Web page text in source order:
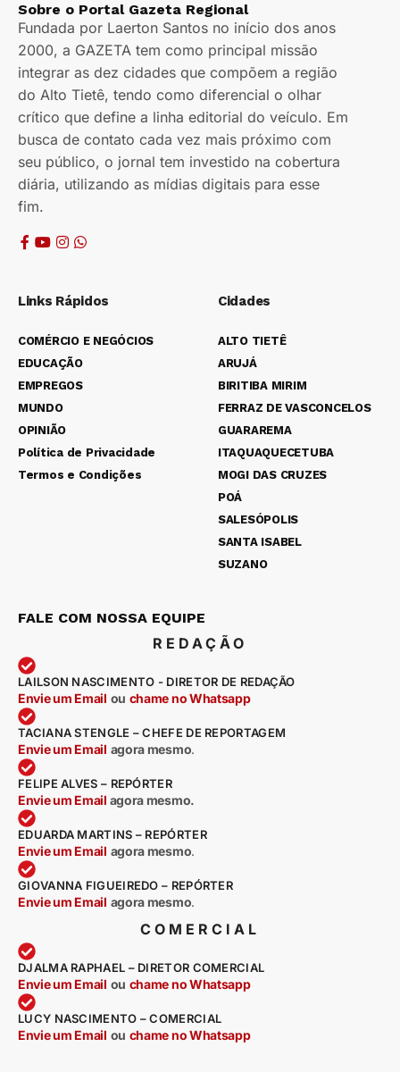
Sobre o Portal Gazeta Regional
Fundada por Laerton Santos no início dos anos
2000, a GAZETA tem como principal missão
integrar as dez cidades que compõem a região
do Alto Tietê, tendo como diferencial o olhar
crítico que define a linha editorial do veículo. Em
busca de contato cada vez mais próximo com
seu público, o jornal tem investido na cobertura
diária, utilizando as mídias digitais para esse
fim.
Links Rápidos
COMÉRCIO E NEGÓCIOS
EDUCAÇÃO
EMPREGOS
MUNDO
OPINIÃO
Política de Privacidade
Termos e Condições
Cidades
ALTO TIETÊ
ARUJÁ
BIRITIBA MIRIM
FERRAZ DE VASCONCELOS
GUARAREMA
ITAQUAQUECETUBA
MOGI DAS CRUZES
POÁ
SALESÓPOLIS
SANTA ISABEL
SUZANO
FALE COM NOSSA EQUIPE
REDAÇÃO
LAILSON NASCIMENTO - DIRETOR DE REDAÇÃO
Envie um Email ou chame no Whatsapp
TACIANA STENGLE – CHEFE DE REPORTAGEM
Envie um Email agora mesmo.
FELIPE ALVES – REPÓRTER
Envie um Email agora mesmo.
EDUARDA MARTINS – REPÓRTER
Envie um Email agora mesmo.
GIOVANNA FIGUEIREDO – REPÓRTER
Envie um Email agora mesmo.
COMERCIAL
DJALMA RAPHAEL – DIRETOR COMERCIAL
Envie um Email ou chame no Whatsapp
LUCY NASCIMENTO – COMERCIAL
Envie um Email ou chame no Whatsapp